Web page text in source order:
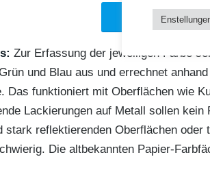
Hol dir deinen Cube!
Zur Erfassung der jeweiligen Farbe
und Blau aus und errechnet
Das funktioniert mit Oberflächen wie
Lackierungen auf Metall sollen kein
stark reflektierenden Oberflächen
Die altbekannten Papier-